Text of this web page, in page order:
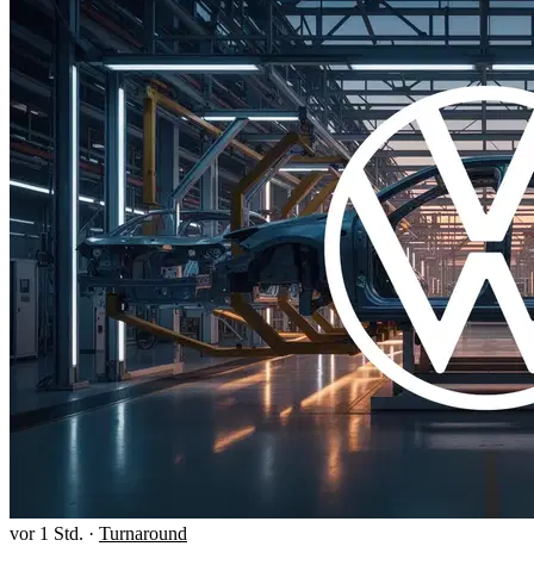
vor 1 Std. · Turnaround